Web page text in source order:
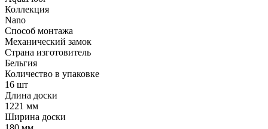
Коллекция
Nano
Способ монтажа
Механический замок
Страна изготовитель
Бельгия
Количество в упаковке
16 шт
Длина доски
1221 мм
Ширина доски